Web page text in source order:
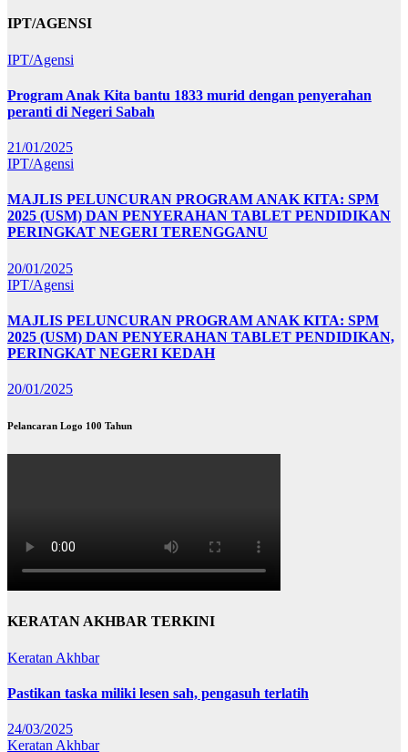
IPT/AGENSI
IPT/Agensi
Program Anak Kita bantu 1833 murid dengan penyerahan
peranti di Negeri Sabah
21/01/2025
IPT/Agensi
MAJLIS PELUNCURAN PROGRAM ANAK KITA: SPM
2025 (USM) DAN PENYERAHAN TABLET PENDIDIKAN
PERINGKAT NEGERI TERENGGANU
20/01/2025
IPT/Agensi
MAJLIS PELUNCURAN PROGRAM ANAK KITA: SPM
2025 (USM) DAN PENYERAHAN TABLET PENDIDIKAN,
PERINGKAT NEGERI KEDAH
20/01/2025
Pelancaran Logo 100 Tahun
KERATAN AKHBAR TERKINI
Keratan Akhbar
Pastikan taska miliki lesen sah, pengasuh terlatih
24/03/2025
Keratan Akhbar